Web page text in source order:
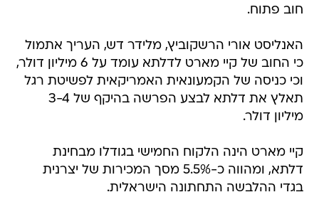
חוב פתוח.
האנליסט אורי הרשקוביץ, מלידר דש, העריך אתמול
כי החוב של קיי מארט לדלתא עומד על 6 מיליון דולר,
וכי כניסה של הקמעונאית האמריקאית לפשיטת רגל
תאלץ את דלתא לבצע הפרשה בהיקף של 3-4
מיליון דולר.
קיי מארט הינה הלקוח החמישי בגודלו מבחינת
דלתא, ומהווה כ-5.5% מסך המכירות של יצרנית
בגדי ההלבשה התחתונה הישראלית.